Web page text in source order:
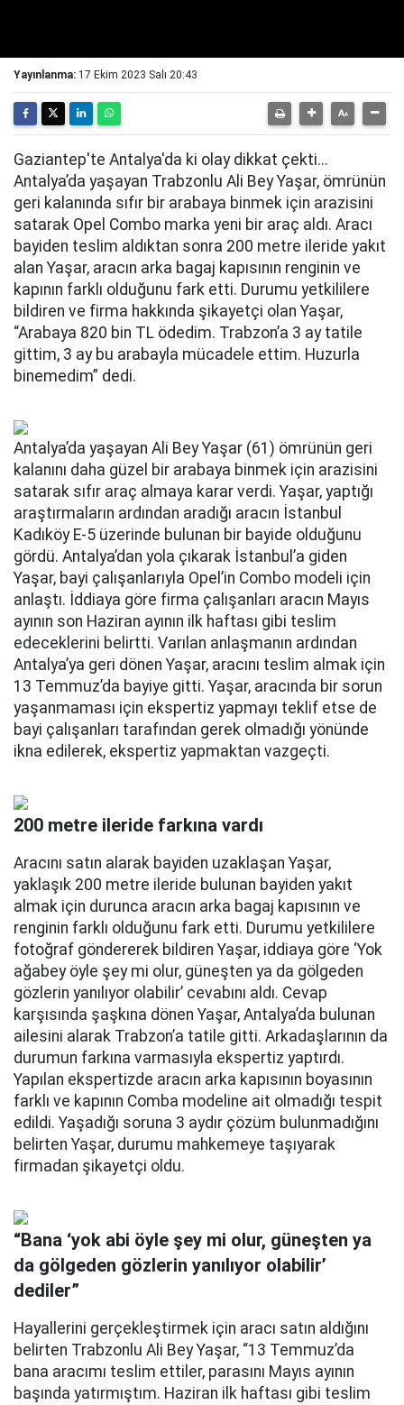
Yayınlanma: 17 Ekim 2023 Salı 20:43
Gaziantep'te Antalya'da ki olay dikkat çekti...
Antalya’da yaşayan Trabzonlu Ali Bey Yaşar, ömrünün
geri kalanında sıfır bir arabaya binmek için arazisini
satarak Opel Combo marka yeni bir araç aldı. Aracı
bayiden teslim aldıktan sonra 200 metre ileride yakıt
alan Yaşar, aracın arka bagaj kapısının renginin ve
kapının farklı olduğunu fark etti. Durumu yetkililere
bildiren ve firma hakkında şikayetçi olan Yaşar,
“Arabaya 820 bin TL ödedim. Trabzon’a 3 ay tatile
gittim, 3 ay bu arabayla mücadele ettim. Huzurla
binemedim” dedi.
Antalya’da yaşayan Ali Bey Yaşar (61) ömrünün geri
kalanını daha güzel bir arabaya binmek için arazisini
satarak sıfır araç almaya karar verdi. Yaşar, yaptığı
araştırmaların ardından aradığı aracın İstanbul
Kadıköy E-5 üzerinde bulunan bir bayide olduğunu
gördü. Antalya’dan yola çıkarak İstanbul’a giden
Yaşar, bayi çalışanlarıyla Opel’in Combo modeli için
anlaştı. İddiaya göre firma çalışanları aracın Mayıs
ayının son Haziran ayının ilk haftası gibi teslim
edeceklerini belirtti. Varılan anlaşmanın ardından
Antalya’ya geri dönen Yaşar, aracını teslim almak için
13 Temmuz’da bayiye gitti. Yaşar, aracında bir sorun
yaşanmaması için ekspertiz yapmayı teklif etse de
bayi çalışanları tarafından gerek olmadığı yönünde
ikna edilerek, ekspertiz yapmaktan vazgeçti.
200 metre ileride farkına vardı
Aracını satın alarak bayiden uzaklaşan Yaşar,
yaklaşık 200 metre ileride bulunan bayiden yakıt
almak için durunca aracın arka bagaj kapısının ve
renginin farklı olduğunu fark etti. Durumu yetkililere
fotoğraf göndererek bildiren Yaşar, iddiaya göre ‘Yok
ağabey öyle şey mi olur, güneşten ya da gölgeden
gözlerin yanılıyor olabilir’ cevabını aldı. Cevap
karşısında şaşkına dönen Yaşar, Antalya’da bulunan
ailesini alarak Trabzon’a tatile gitti. Arkadaşlarının da
durumun farkına varmasıyla ekspertiz yaptırdı.
Yapılan ekspertizde aracın arka kapısının boyasının
farklı ve kapının Comba modeline ait olmadığı tespit
edildi. Yaşadığı soruna 3 aydır çözüm bulunmadığını
belirten Yaşar, durumu mahkemeye taşıyarak
firmadan şikayetçi oldu.
“Bana ‘yok abi öyle şey mi olur, güneşten ya
da gölgeden gözlerin yanılıyor olabilir’
dediler”
Hayallerini gerçekleştirmek için aracı satın aldığını
belirten Trabzonlu Ali Bey Yaşar, “13 Temmuz’da
bana aracımı teslim ettiler, parasını Mayıs ayının
başında yatırmıştım. Haziran ilk haftası gibi teslim